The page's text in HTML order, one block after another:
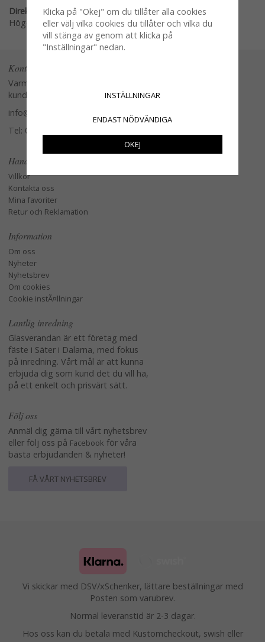
Direktlänk:
Högerklicka och kopiera adressen
Kontakta oss
Varmt välkommen att kontakta vår
kundtjänst.
info@glasverandan.se
Tel: 079-3495968
Handla
Villkor
Kontakta oss
Mina favoriter
Retur och Reklamation
Information
Om oss
Nyheter
Nyhetsbrev
Om cookies
Cookie instÃ¤llningar
Lantlig inredning
Glasverandan är ett företag med
fäste i Säter i Dalarna, med fokus
på inredning. Vårt mål är att kunna
erbjuda dig som kund det du vill ha,
på ett enkelt och prisvärt sätt.
Följ oss
Anmäl dig gärna till vårt nyhetsbrev
eller följ oss på Facebook för våra
bästa erbjudanden & nyheter!
FÅ VÅRT NYHETSBREV
Vi skickar med DSV/xSchenker, lättare beställningar med
Posten som varubrev.
Normal leveranstid är 2-3 dagar.
Hos oss kan du betala med Kustomcheckout, swish eller
Klicka på "Okej" om du tillåter alla cookies
eller välj vilka cookies du tillåter och vilka du
vill stänga av genom att klicka på
"Inställningar" nedan.
INSTÄLLNINGAR
ENDAST NÖDVÄNDIGA
OKEJ